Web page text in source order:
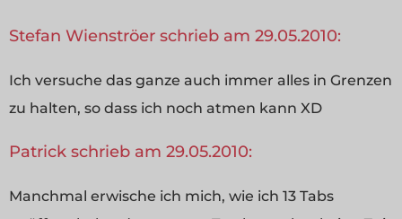
Stefan Wienströer schrieb am 29.05.2010:
Ich versuche das ganze auch immer alles in Grenzen
zu halten, so dass ich noch atmen kann XD
Patrick schrieb am 29.05.2010:
Manchmal erwische ich mich, wie ich 13 Tabs